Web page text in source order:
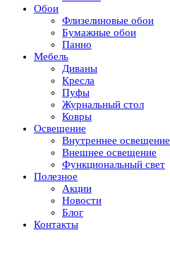
Обои
Флизелиновые обои
Бумажные обои
Панно
Мебель
Диваны
Кресла
Пуфы
Журнальный стол
Ковры
Освещение
Внутреннее освещение
Внешнее освещение
Функциональный свет
Полезное
Акции
Новости
Блог
Контакты